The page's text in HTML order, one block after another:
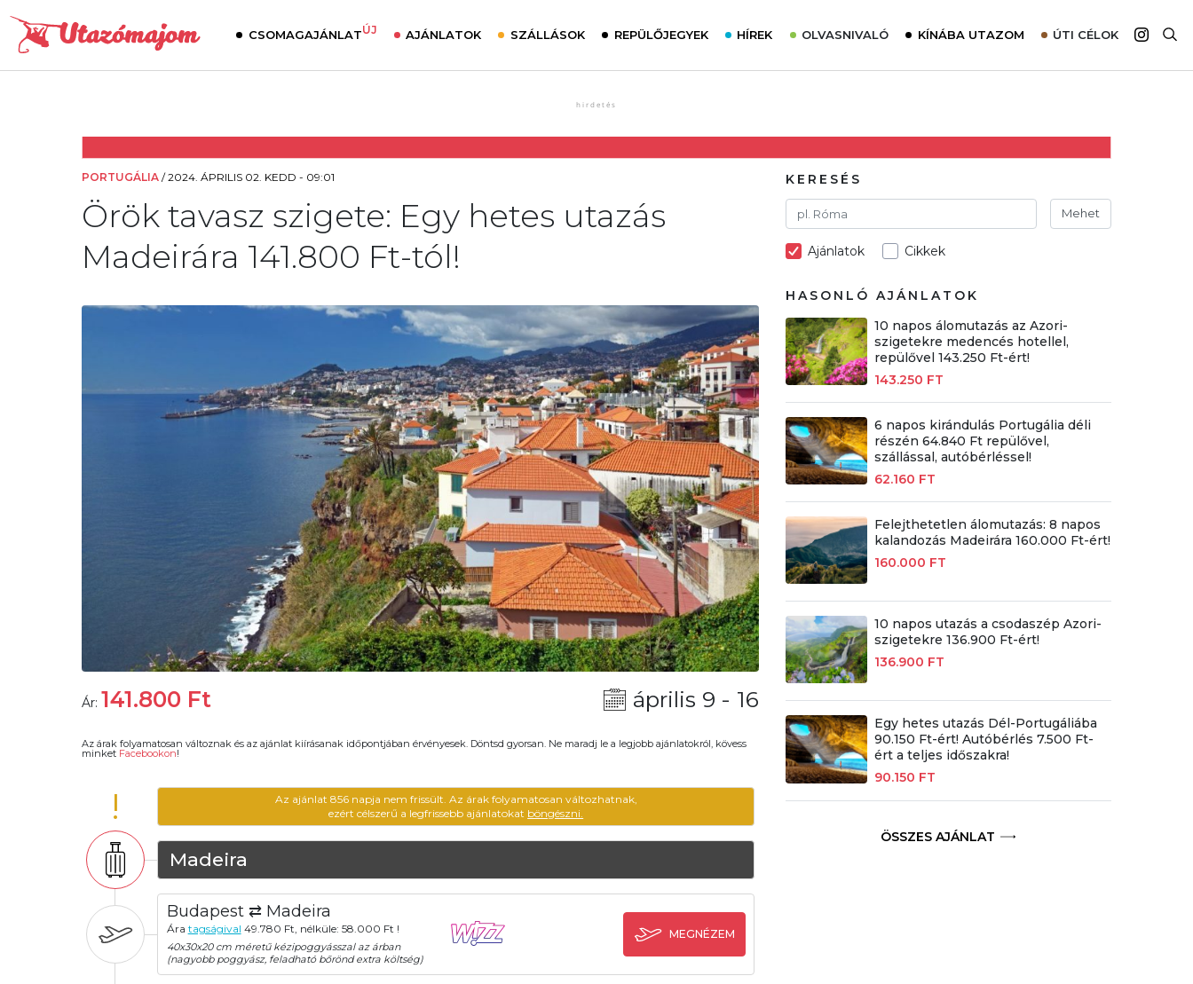
CSOMAGAJÁNLATÚJ AJÁNLATOK SZÁLLÁSOK REPÜLŐJEGYEK HÍREK OLVASNIVALÓ
Utazómajom – CitySIM kártya a világutazóknak
Élménybeszámolók
Szállodalátogatás
Sajtómegjelenések
KÍNÁBA UTAZOM ÚTI CÉLOK
Afrika
PORTUGÁLIA /2024. ÁPRILIS 02. KEDD - 09:01
Örök tavasz szigete: Egy hetes utazás
Madeirára 141.800 Ft-tól!
Ár: 141.800 Ft április 9 - 16
Az árak folyamatosan változnak és az ajánlat kiírásanak időpontjában érvényesek. Döntsd gyorsan. Ne maradj le a legjobb ajánlatokról, kövess
minket Facebookon!
!
Az ajánlat 856 napja nem frissült. Az árak folyamatosan változhatnak,
ezért célszerű a legfrissebb ajánlatokat böngészni.
Madeira
Budapest ⇄ Madeira
Ára tagságival 49.780 Ft, nélküle: 58.000 Ft !
40x30x20 cm méretű kézipoggyásszal az árban
(nagyobb poggyász, feladható bőrönd extra költség)
MEGNÉZEM
KERESÉS
Mehet
Ajánlatok Cikkek
HASONLÓ AJÁNLATOK
10 napos álomutazás az Azori-
szigetekre medencés hotellel,
repülővel 143.250 Ft-ért!
143.250 FT
6 napos kirándulás Portugália déli
részén 64.840 Ft repülővel,
szállással, autóbérléssel!
62.160 FT
Felejthetetlen álomutazás: 8 napos
kalandozás Madeirára 160.000 Ft-ért!
160.000 FT
10 napos utazás a csodaszép Azori-
szigetekre 136.900 Ft-ért!
136.900 FT
Egy hetes utazás Dél-Portugáliába
90.150 Ft-ért! Autóbérlés 7.500 Ft-
ért a teljes időszakra!
90.150 FT
ÖSSZES AJÁNLAT